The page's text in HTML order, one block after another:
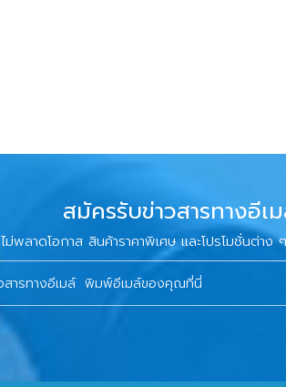
สมัครรับข่าวสารทางอีเ
ไม่พลาดโอกาส สินค้าราคาพิเศษ และโปรโมชั่นต่าง